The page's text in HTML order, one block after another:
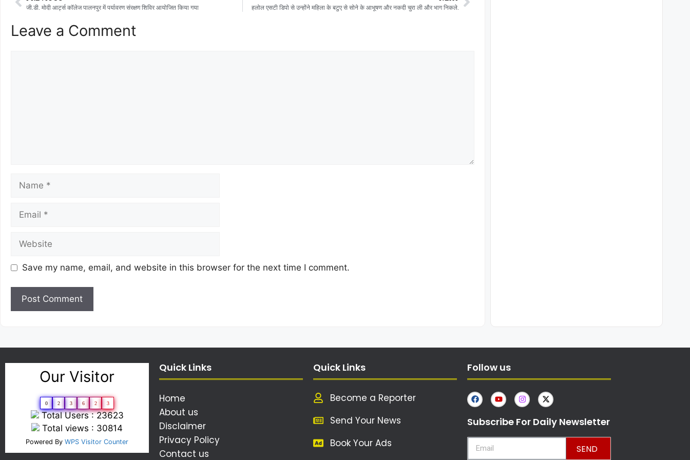
जी.डी. मोदी आर्ट्स कॉलेज पालनपुर में पर्यावरण संरक्षण शिविर आयोजित किया गया हलोल एसटी डिपो से उन्होंने महिला के बटुए से सोने के आभूषण और नकदी चुरा ली और भाग निकले.
Leave a Comment
Save my name, email, and website in this browser for the next time I comment.
Our Visitor
0 2 3 6 2 3
Total Users : 23623
Total views : 30814
Powered By WPS Visitor Counter
Quick Links
Home
About us
Disclaimer
Privacy Policy
Contact us
Quick Links
Become a Reporter
Send Your News
Book Your Ads
Follow us
Subscribe For Daily Newsletter
SEND